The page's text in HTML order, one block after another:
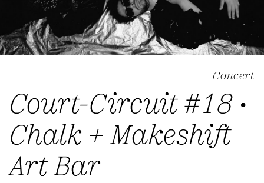
Concert
Court-Circuit #18 •
Chalk + Makeshift
Art Bar